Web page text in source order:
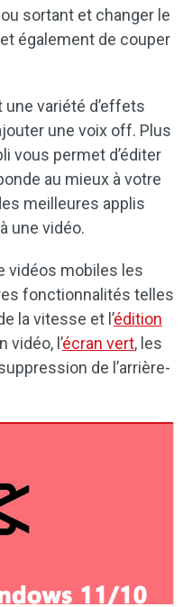
sortant et changer le
également de couper
variété d’effets
une voix off. Plus
vous permet d’éditer
au mieux à votre
meilleures applis
une vidéo.
vidéos mobiles les
fonctionnalités telles
la vitesse et l’édition
vidéo, l’écran vert, les
de l’arrière-